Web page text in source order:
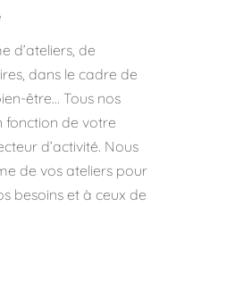
d’ateliers, de
dans le cadre de
être… Tous nos
fonction de votre
d’activité. Nous
de vos ateliers pour
besoins et à ceux de